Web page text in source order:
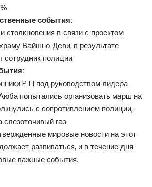
события:
столкновения в связи с проектом
Вайшно-Деви, в результате
сотрудник полиции
PTI под руководством лидера
попытались организовать марш на
с сопротивлением полиции,
слезоточивый газ
мировые новости на этот
развиваться, и в течение дня
важные события.